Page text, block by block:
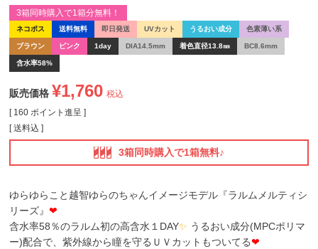
ネコポス 送料無料 即日発送 UVカット うるおい成分 色素薄い系
ブラウン ピンク 1day DIA14.5mm 着色直径13.8㎜ BC8.6mm
含水率58%
3箱同時購入で1箱分無料！
販売価格 ¥1,760 税込
[ 160 ポイント進呈 ]
送料込
3箱同時購入で1箱無料♪
ゆらゆらこと越智ゆらのちゃんイメージモデル『ラルムメルティシ
リーズ』 ❤
含水率58％のラルム初の高含水１DAY✨ うるおい成分(MPCポリマ
ー)配合で、紫外線から瞳を守るＵＶカットもついてる❤